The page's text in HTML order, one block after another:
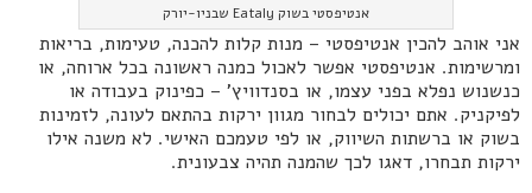
אנטיפסטי בשוק Eataly שבניו-יורק
אני אוהב להכין אנטיפסטי – מנות קלות להכנה, טעימות, בריאות
ומרשימות. אנטיפסטי אפשר לאכול כמנה ראשונה בכל ארוחה, או
כנשנוש נפלא בפני עצמו, או בסנדוויץ' – כפינוק בעבודה או
לפיקניק. אתם יכולים לבחור מגוון ירקות בהתאם לעונה, לזמינות
בשוק או ברשתות השיווק, או לפי טעמכם האישי. לא משנה אילו
ירקות תבחרו, דאגו לכך שהמנה תהיה צבעונית.